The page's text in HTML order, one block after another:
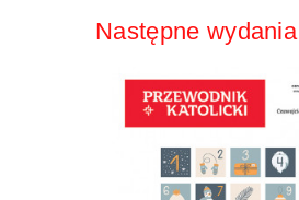
Następne wydania